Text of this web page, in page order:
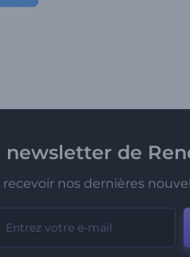
newsletter de
nos dernières